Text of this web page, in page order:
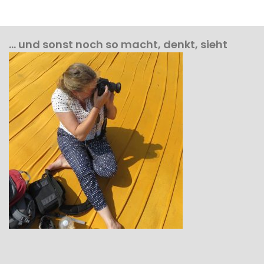
… und sonst noch so macht, denkt, sieht